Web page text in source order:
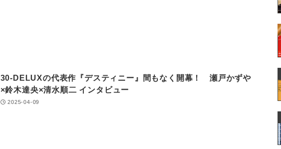
30-DELUXの代表作『デスティニー』間もなく開幕！ 瀬戸かずや
×鈴木達央×清水順二 インタビュー
2025-04-09